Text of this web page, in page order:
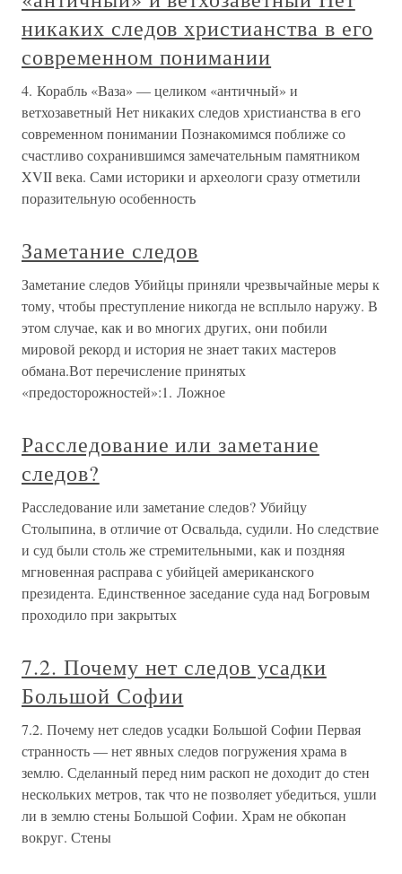
никаких следов христианства в его
современном понимании
4. Корабль «Ваза» — целиком «античный» и
ветхозаветный Нет никаких следов христианства в его
современном понимании Познакомимся поближе со
счастливо сохранившимся замечательным памятником
XVII века. Сами историки и археологи сразу отметили
поразительную особенность
Заметание следов
Заметание следов Убийцы приняли чрезвычайные меры к
тому, чтобы преступление никогда не всплыло наружу. В
этом случае, как и во многих других, они побили
мировой рекорд и история не знает таких мастеров
обмана.Вот перечисление принятых
«предосторожностей»:1. Ложное
Расследование или заметание
следов?
Расследование или заметание следов? Убийцу
Столыпина, в отличие от Освальда, судили. Но следствие
и суд были столь же стремительными, как и поздняя
мгновенная расправа с убийцей американского
президента. Единственное заседание суда над Богровым
проходило при закрытых
7.2. Почему нет следов усадки
Большой Софии
7.2. Почему нет следов усадки Большой Софии Первая
странность — нет явных следов погружения храма в
землю. Сделанный перед ним раскоп не доходит до стен
нескольких метров, так что не позволяет убедиться, ушли
ли в землю стены Большой Софии. Храм не обкопан
вокруг. Стены